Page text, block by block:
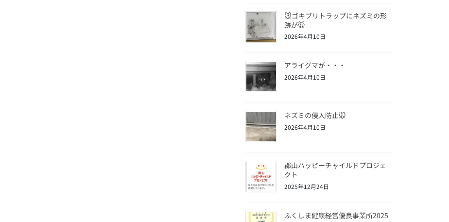
🐭ゴキブリトラップにネズミの形
跡が🐭
2026年4月10日
アライグマが・・・
2026年4月10日
ネズミの侵入防止🐭
2026年4月10日
郡山ハッピーチャイルドプロジェ
クト
2025年12月24日
ふくしま健康経営優良事業所2025